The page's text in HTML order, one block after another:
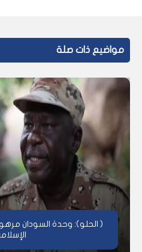
مواضيع ذات صلة
( الحلو): وحدة السودان